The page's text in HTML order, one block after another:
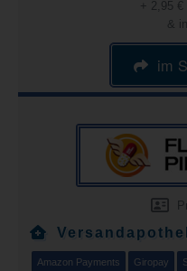
+ 2,95 €
&
im
Amazon Payments Giropay